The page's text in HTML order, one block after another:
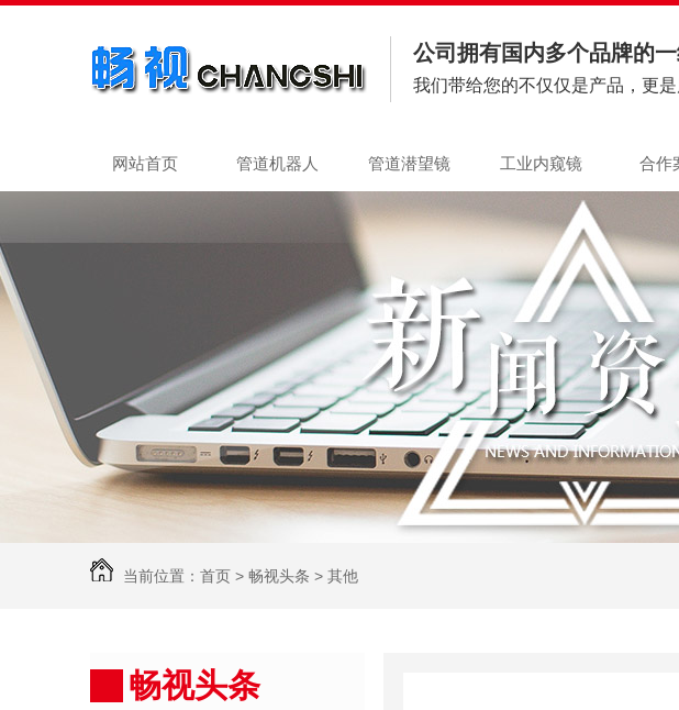
公司拥有国内多个品牌的
我们带给您的不仅仅是产品，更
网站首页 管道机器人 管道潜望镜 工业内窥镜 合作
当前位置： 首页 > 畅视头条 > 其他
畅视头条